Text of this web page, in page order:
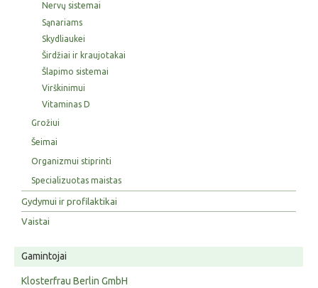
Nervų sistemai
Sąnariams
Skydliaukei
Širdžiai ir kraujotakai
Šlapimo sistemai
Virškinimui
Vitaminas D
Grožiui
Šeimai
Organizmui stiprinti
Specializuotas maistas
Gydymui ir profilaktikai
Vaistai
Gamintojai
Klosterfrau Berlin GmbH